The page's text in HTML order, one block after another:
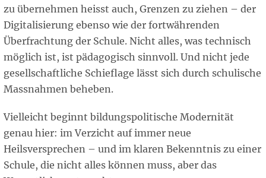
zu übernehmen heisst auch, Grenzen zu ziehen – der
Digitalisierung ebenso wie der fortwährenden
Überfrachtung der Schule. Nicht alles, was technisch
möglich ist, ist pädagogisch sinnvoll. Und nicht jede
gesellschaftliche Schieflage lässt sich durch schulische
Massnahmen beheben.
Vielleicht beginnt bildungspolitische Modernität
genau hier: im Verzicht auf immer neue
Heilsversprechen – und im klaren Bekenntnis zu einer
Schule, die nicht alles können muss, aber das